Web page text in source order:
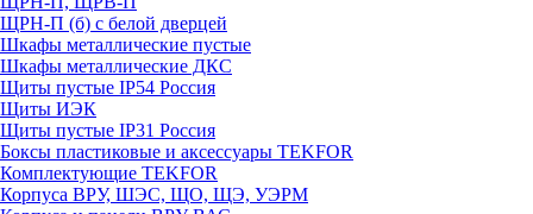
ЩРН-П (б) с белой дверцей
Шкафы металлические пустые
Шкафы металлические ДКС
Щиты пустые IP54 Россия
Щиты ИЭК
Щиты пустые IP31 Россия
Боксы пластиковые и аксессуары TEKFOR
Комплектующие TEKFOR
Корпуса ВРУ, ШЭС, ЩО, ЩЭ, УЭРМ